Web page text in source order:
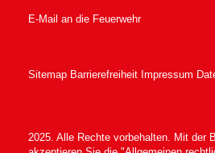
E-Mail an die Feuerwehr
Sitemap Barrierefreiheit Impressum
2025. Alle Rechte vorbehalten. Mit der